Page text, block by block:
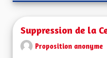
Suppression de la
Proposition anonyme